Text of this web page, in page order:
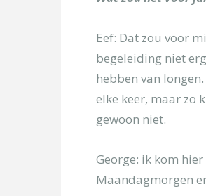
Eef: Dat zou voor
begeleiding niet
hebben van
elke keer, maar zo
gewoon niet.
George: ik kom
Maandagmorgen